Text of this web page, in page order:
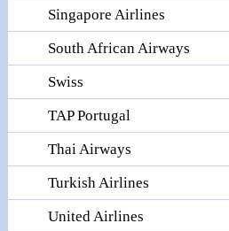
Singapore Airlines
South African Airways
Swiss
TAP Portugal
Thai Airways
Turkish Airlines
United Airlines